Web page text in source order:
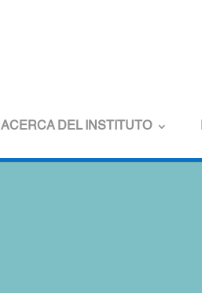
ACERCA DEL INSTITUTO